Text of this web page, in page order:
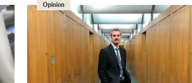
Opinion